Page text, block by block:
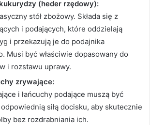
(heder rzędowy):
stół zbożowy. Składa się z
i podających, które oddzielają
i przekazują je do podajnika
Musi być właściwie dopasowany do
i rozstawu uprawy.
zrywające:
i łańcuchy podające muszą być
siłą docisku, aby skutecznie
bez rozdrabniania ich.